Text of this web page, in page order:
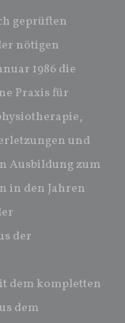
geprüften
nötigen
1986 die
Praxis für
und
Ausbildung zum
in den Jahren
der
dem kompletten
dem